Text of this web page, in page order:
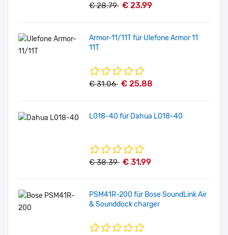
€ 28.79 € 23.99
Armor-11/11T für Ulefone Armor 11
11T
€ 31.06 € 25.88
L018-40 für Dahua L018-40
€ 38.39 € 31.99
PSM41R-200 für Bose SoundLink Air
& Sounddock charger